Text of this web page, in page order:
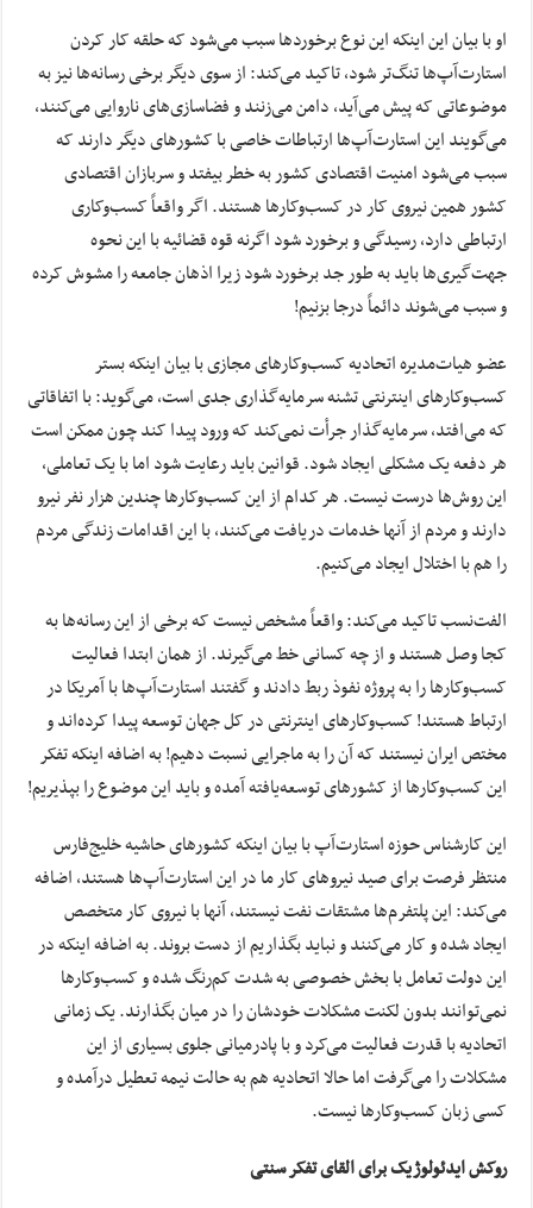
او با بیان این اینکه این نوع برخوردها سبب می‌شود که حلقه کار کردن
استارت‌آپ‌ها تنگ‌تر شود، تاکید می‌کند: از سوی دیگر برخی رسانه‌ها نیز به
موضوعاتی که پیش می‌آید، دامن می‌زنند و فضاسازی‌های ناروایی می‌کنند،
می‌گویند این استارت‌آپ‌ها ارتباطات خاصی با کشورهای دیگر دارند که
سبب می‌شود امنیت اقتصادی کشور به خطر بیفتد و سربازان اقتصادی
کشور همین نیروی کار در کسب‌وکارها هستند. اگر واقعاً کسب‌وکاری
ارتباطی دارد، رسیدگی و برخورد شود اگرنه قوه قضائیه با این نحوه
جهت‌گیری‌ها باید به طور جد برخورد شود زیرا اذهان جامعه را مشوش کرده
و سبب می‌شوند دائماً درجا بزنیم!
عضو هیات‌مدیره اتحادیه کسب‌وکارهای مجازی با بیان اینکه بستر
کسب‌وکارهای اینترنتی تشنه سرمایه‌گذاری جدی است، می‌گوید: با اتفاقاتی
که می‌افتد، سرمایه‌گذار جرأت نمی‌کند که ورود پیدا کند چون ممکن است
هر دفعه یک مشکلی ایجاد شود. قوانین باید رعایت شود اما با یک تعاملی،
این روش‌ها درست نیست. هر کدام از این کسب‌وکارها چندین هزار نفر نیرو
دارند و مردم از آنها خدمات دریافت می‌کنند، با این اقدامات زندگی مردم
را هم با اختلال ایجاد می‌کنیم.
الفت‌نسب تاکید می‌کند: واقعاً مشخص نیست که برخی از این رسانه‌ها به
کجا وصل هستند و از چه کسانی خط می‌گیرند. از همان ابتدا فعالیت
کسب‌وکارها را به پروژه نفوذ ربط دادند و گفتند استارت‌آپ‌ها با آمریکا در
ارتباط هستند! کسب‌وکارهای اینترنتی در کل جهان توسعه پیدا کرده‌اند و
مختص ایران نیستند که آن را به ماجرایی نسبت دهیم! به اضافه اینکه تفکر
این کسب‌وکارها از کشورهای توسعه‌یافته آمده و باید این موضوع را بپذیریم!
این کارشناس حوزه استارت‌آپ با بیان اینکه کشورهای حاشیه خلیج‌فارس
منتظر فرصت برای صید نیروهای کار ما در این استارت‌آپ‌ها هستند، اضافه
می‌کند: این پلتفرم‌ها مشتقات نفت نیستند، آنها با نیروی کار متخصص
ایجاد شده و کار می‌کنند و نباید بگذاریم از دست بروند. به اضافه اینکه در
این دولت تعامل با بخش خصوصی به شدت کم‌رنگ شده و کسب‌وکارها
نمی‌توانند بدون لکنت مشکلات خودشان را در میان بگذارند. یک زمانی
اتحادیه با قدرت فعالیت می‌کرد و با پادرمیانی جلوی بسیاری از این
مشکلات را می‌گرفت اما حالا اتحادیه هم به حالت نیمه تعطیل درآمده و
کسی زبان کسب‌وکارها نیست.
روکش ایدئولوژیک برای القای تفکر سنتی